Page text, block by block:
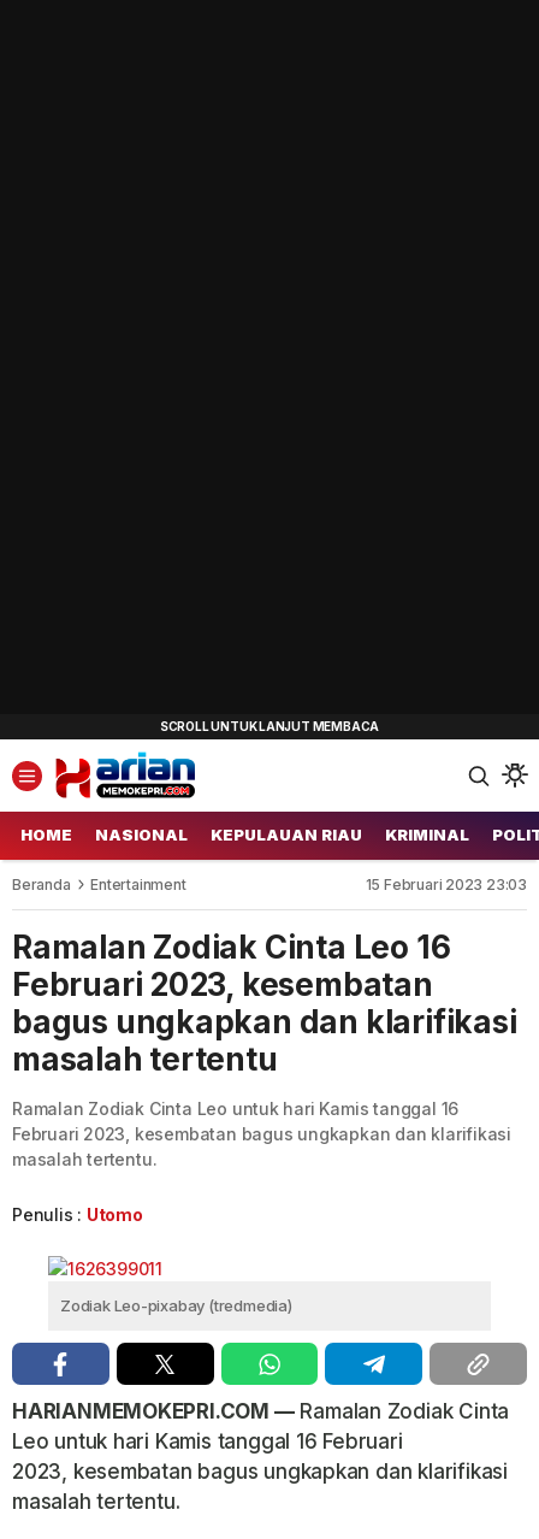
HOME NASIONAL KEPULAUAN RIAU KRIMINAL
Beranda Entertainment 15 Februari 2023 23:03
Ramalan Zodiak Cinta Leo 16
Februari 2023, kesembatan
bagus ungkapkan dan klarifikasi
masalah tertentu
Ramalan Zodiak Cinta Leo untuk hari Kamis tanggal 16
Februari 2023, kesembatan bagus ungkapkan dan klarifikasi
masalah tertentu.
Penulis : Utomo
Zodiak Leo-pixabay (tredmedia)
HARIANMEMOKEPRI.COM —Ramalan Zodiak Cinta
Leo untuk hari Kamis tanggal 16 Februari
2023, kesembatan bagus ungkapkan dan klarifikasi
masalah tertentu.